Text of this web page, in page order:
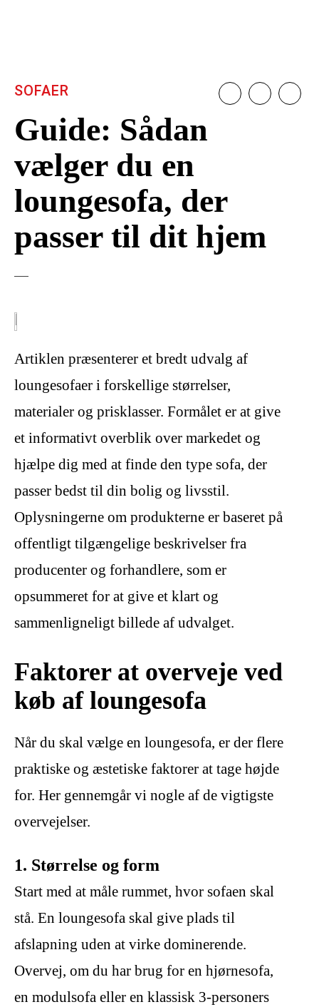
Guide: Sådan
vælger du en
loungesofa, der
passer til dit hjem
SOFAER
Artiklen præsenterer et bredt udvalg af
loungesofaer i forskellige størrelser,
materialer og prisklasser. Formålet er at give
et informativt overblik over markedet og
hjælpe dig med at finde den type sofa, der
passer bedst til din bolig og livsstil.
Oplysningerne om produkterne er baseret på
offentligt tilgængelige beskrivelser fra
producenter og forhandlere, som er
opsummeret for at give et klart og
sammenligneligt billede af udvalget.
Faktorer at overveje ved
køb af loungesofa
Når du skal vælge en loungesofa, er der flere
praktiske og æstetiske faktorer at tage højde
for. Her gennemgår vi nogle af de vigtigste
overvejelser.
1. Størrelse og form
Start med at måle rummet, hvor sofaen skal
stå. En loungesofa skal give plads til
afslapning uden at virke dominerende.
Overvej, om du har brug for en hjørnesofa,
en modulsofa eller en klassisk 3-personers